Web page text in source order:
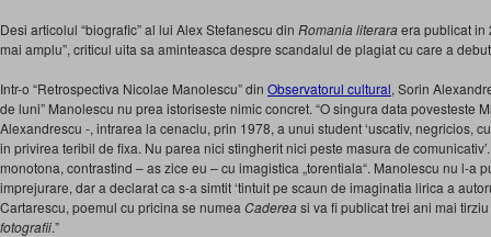
Desi articolul “biografic” al lui Alex Stefanescu din Romania literaraera publicat in
mai amplu”, criticul uita sa aminteasca despre scandalul de plagiat cu care a
Intr-o “Retrospectiva Nicolae Manolescu” din Observatorul cultural, Sorin
de luni” Manolescu nu prea istoriseste nimic concret. “O singura data povesteste
Alexandrescu -, intrarea la cenaclu, prin 1978, a unui student ‘uscativ, negricios,
in privirea teribil de fixa. Nu parea nici stingherit nici peste masura de
monotona, contrastind – as zice eu – cu imagistica „torentiala“. Manolescu nu l-a
imprejurare, dar a declarat ca s-a simtit ‘tintuit pe scaun de imaginatia lirica a
Cartarescu, poemul cu pricina se numea Cadereasi va fi publicat trei ani mai
fotografii.”